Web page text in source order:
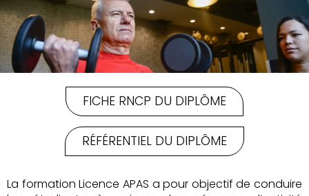
FICHE RNCP DU DIPLÔME
RÉFÉRENTIEL DU DIPLÔME
La formation Licence APAS a pour objectif de conduire